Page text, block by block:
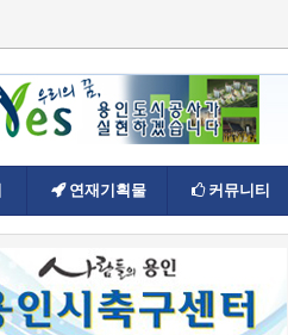
연재기획물 커뮤니티